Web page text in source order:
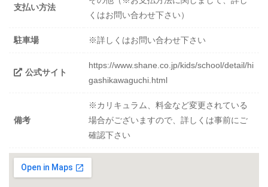
支払い方法
くはお問い合わせ下さい）
駐車場 ※詳しくはお問い合わせ下さい
公式サイト
https://www.shane.co.jp/kids/school/detail/hi
gashikawaguchi.html
備考
※カリキュラム、料金など変更されている
場合がございますので、詳しくは事前にご
確認下さい